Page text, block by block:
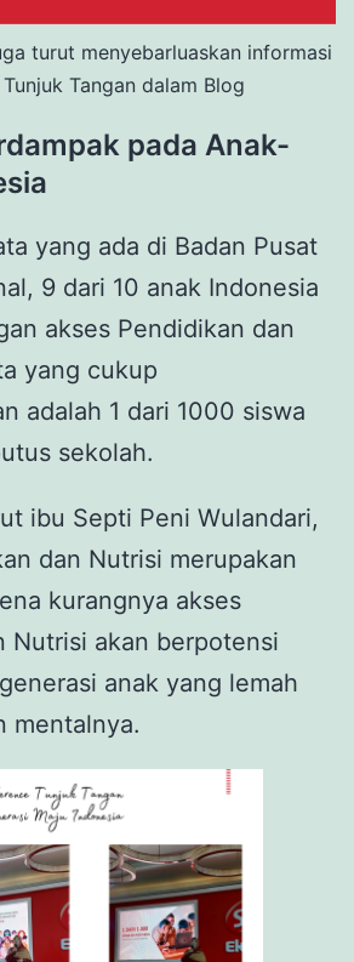
turut menyebarluaskan informasi
Tangan dalam Blog
pada Anak-
yang ada di Badan Pusat
9 dari 10 anak Indonesia
akses Pendidikan dan
yang cukup
adalah 1 dari 1000 siswa
sekolah.
ibu Septi Peni Wulandari,
dan Nutrisi merupakan
kurangnya akses
Nutrisi akan berpotensi
anak yang lemah
mentalnya.